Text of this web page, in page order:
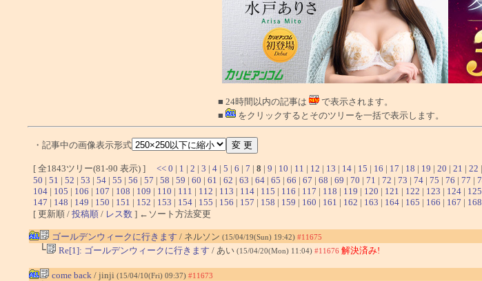
■ 24時間以内の記事は
で表示されます。
■
をクリックするとそのツリーを一括で表示します。
・記事中の画像表示形式
[ 全1843ツリー(81-90 表示) ] << 0 | 1 | 2 | 3 | 4 | 5 | 6 | 7 | 8 | 9 | 10 | 11 | 12 | 13 | 14 | 15 | 16 | 17 | 18 | 19 | 20 | 21 | 22 |
50 | 51 | 52 | 53 | 54 | 55 | 56 | 57 | 58 | 59 | 60 | 61 | 62 | 63 | 64 | 65 | 66 | 67 | 68 | 69 | 70 | 71 | 72 | 73 | 74 | 75 | 76 | 77 |
104 | 105 | 106 | 107 | 108 | 109 | 110 | 111 | 112 | 113 | 114 | 115 | 116 | 117 | 118 | 119 | 120 | 121 | 122 | 123 | 124 | 125
147 | 148 | 149 | 150 | 151 | 152 | 153 | 154 | 155 | 156 | 157 | 158 | 159 | 160 | 161 | 162 | 163 | 164 | 165 | 166 | 167 | 168
[ 更新順 / 投稿順 / レス数 ] ←ソート方法変更
ゴールデンウィークに行きます / ネルソン (15/04/19(Sun) 19:42) #11675
└ Re[1]: ゴールデンウィークに行きます / あい (15/04/20(Mon) 11:04) #11676 解決済み!
come back/ jinji (15/04/10(Fri) 09:37) #11673